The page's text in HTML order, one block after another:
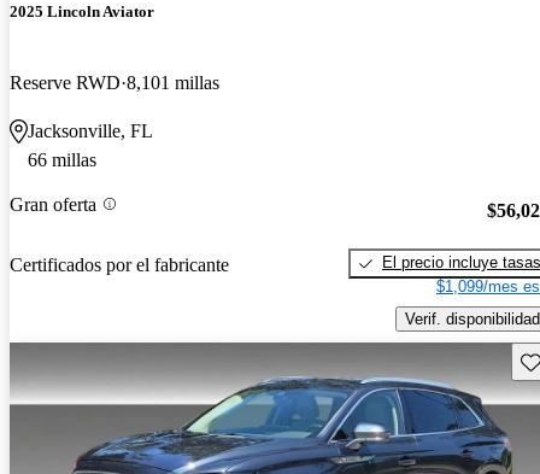
2025 Lincoln Aviator
Reserve RWD 8,101 millas
Jacksonville, FL
66 millas
Gran oferta
Certificados por el fabricante
El precio incluye tasas
$1,099/mes
Verif. disponibilidad